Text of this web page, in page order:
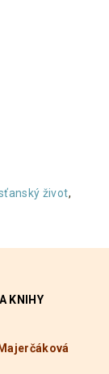
život,
KNIHY